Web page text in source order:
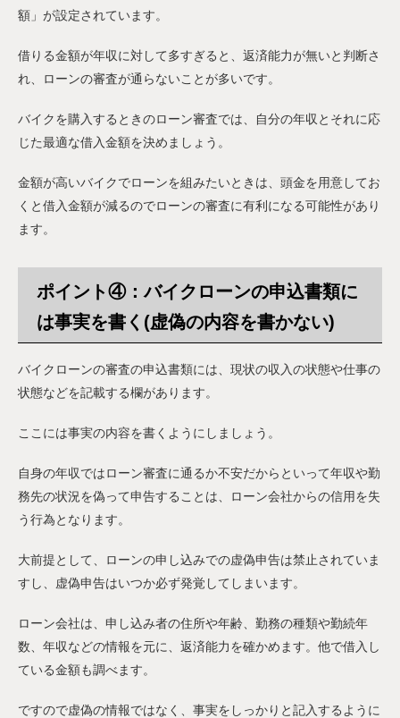
額」が設定されています。
借りる金額が年収に対して多すぎると、返済能力が無いと判断さ
れ、ローンの審査が通らないことが多いです。
バイクを購入するときのローン審査では、自分の年収とそれに応
じた最適な借入金額を決めましょう。
金額が高いバイクでローンを組みたいときは、頭金を用意してお
くと借入金額が減るのでローンの審査に有利になる可能性があり
ます。
ポイント④：バイクローンの申込書類に
は事実を書く(虚偽の内容を書かない)
バイクローンの審査の申込書類には、現状の収入の状態や仕事の
状態などを記載する欄があります。
ここには事実の内容を書くようにしましょう。
自身の年収ではローン審査に通るか不安だからといって年収や勤
務先の状況を偽って申告することは、ローン会社からの信用を失
う行為となります。
大前提として、ローンの申し込みでの虚偽申告は禁止されていま
すし、虚偽申告はいつか必ず発覚してしまいます。
ローン会社は、申し込み者の住所や年齢、勤務の種類や勤続年
数、年収などの情報を元に、返済能力を確かめます。他で借入し
ている金額も調べます。
ですので虚偽の情報ではなく、事実をしっかりと記入するように